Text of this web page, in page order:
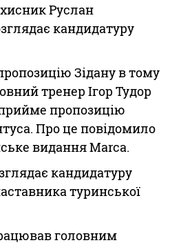
Руслан
кандидатуру
Зідану в тому
тренер Ігор Тудор
пропозицію
Про це повідомило
видання Marca.
кандидатуру
туринської
головним